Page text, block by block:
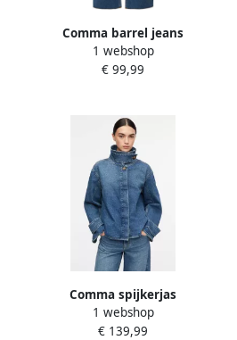
Comma barrel jeans
mediumblauw
1 webshop
€ 99,99
Comma spijkerjas
mediumblauw
1 webshop
€ 139,99